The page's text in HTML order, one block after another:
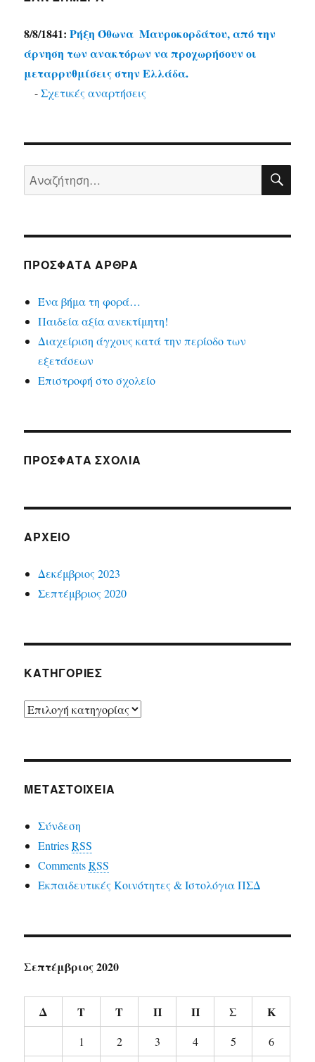
8/8/1841:Ρήξη Όθωνα  Μαυροκορδάτου, από την
άρνηση των ανακτόρων να προχωρήσουν οι
μεταρρυθμίσεις στην Ελλάδα.
-Σχετικές αναρτήσεις
Αναζήτηση
για:
ΠΡΟΣΦΑΤΑ ΑΡΘΡΑ
Ένα βήμα τη φορά…
Παιδεία αξία ανεκτίμητη!
Διαχείριση άγχους κατά την περίοδο των
εξετάσεων
Επιστροφή στο σχολείο
ΠΡΟΣΦΑΤΑ ΣΧΟΛΙΑ
ΑΡΧΕΙΟ
Δεκέμβριος 2023
Σεπτέμβριος 2020
ΚΑΤΗΓΟΡΙΕΣ
ΚΑΤΗΓΟΡΙΕΣ
ΜΕΤΑΣΤΟΙΧΕΙΑ
Σύνδεση
EntriesRSS
CommentsRSS
Εκπαιδευτικές Κοινότητες & Ιστολόγια ΠΣΔ
Σεπτέμβριος 2020
Δ Τ Τ Π Π Σ Κ
1 2 3 4 5
6